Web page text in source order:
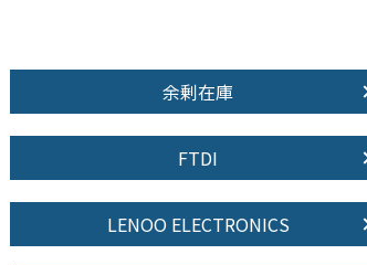
余剰在庫
FTDI
LENOO ELECTRONICS